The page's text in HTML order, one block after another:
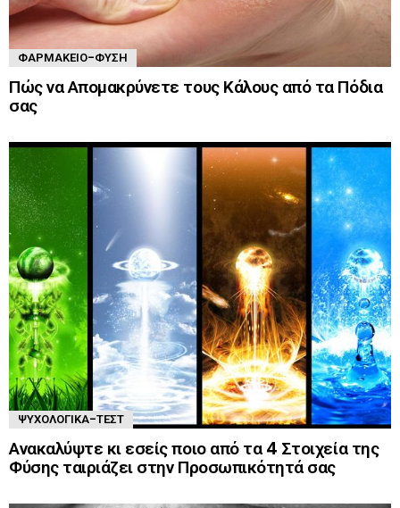
ΦΑΡΜΑΚΕΊΟ-ΦΎΣΗ
Πώς να Απομακρύνετε τους Κάλους από τα Πόδια
σας
ΨΥΧΟΛΟΓΙΚΆ-ΤΈΣΤ
Ανακαλύψτε κι εσείς ποιο από τα 4 Στοιχεία της
Φύσης ταιριάζει στην Προσωπικότητά σας